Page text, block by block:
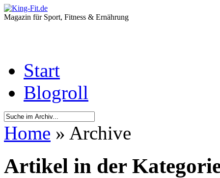
Magazin für Sport, Fitness & Ernährung
Start
Blogroll
Home » Archive
Artikel in der